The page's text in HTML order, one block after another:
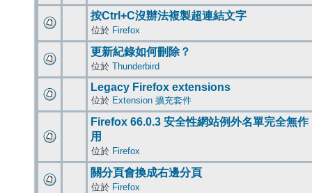
按Ctrl+C沒辦法複製超連結文字
位於 Firefox
更新紀錄如何刪除？
位於 Thunderbird
Legacy Firefox extensions
位於 Extension 擴充套件
Firefox 66.0.3 安全性網站例外名單完全無作
用
位於 Firefox
關分頁會換成右邊分頁
位於 Firefox